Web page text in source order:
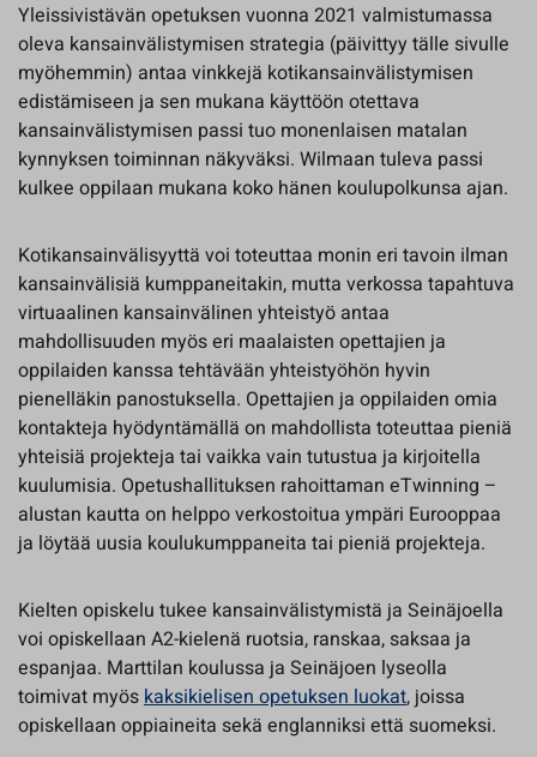
Yleissivistävän opetuksen vuonna 2021 valmistumassa
oleva kansainvälistymisen strategia (päivittyy tälle sivulle
myöhemmin) antaa vinkkejä kotikansainvälistymisen
edistämiseen ja sen mukana käyttöön otettava
kansainvälistymisen passi tuo monenlaisen matalan
kynnyksen toiminnan näkyväksi. Wilmaan tuleva passi
kulkee oppilaan mukana koko hänen koulupolkunsa ajan.
Kotikansainvälisyyttä voi toteuttaa monin eri tavoin ilman
kansainvälisiä kumppaneitakin, mutta verkossa tapahtuva
virtuaalinen kansainvälinen yhteistyö antaa
mahdollisuuden myös eri maalaisten opettajien ja
oppilaiden kanssa tehtävään yhteistyöhön hyvin
pienelläkin panostuksella. Opettajien ja oppilaiden omia
kontakteja hyödyntämällä on mahdollista toteuttaa pieniä
yhteisiä projekteja tai vaikka vain tutustua ja kirjoitella
kuulumisia. Opetushallituksen rahoittaman eTwinning –
alustan kautta on helppo verkostoitua ympäri Eurooppaa
ja löytää uusia koulukumppaneita tai pieniä projekteja.
Kielten opiskelu tukee kansainvälistymistä ja Seinäjoella
voi opiskellaan A2-kielenä ruotsia, ranskaa, saksaa ja
espanjaa. Marttilan koulussa ja Seinäjoen lyseolla
toimivat myöskaksikielisen opetuksen luokat, joissa
opiskellaan oppiaineita sekä englanniksi että suomeksi.